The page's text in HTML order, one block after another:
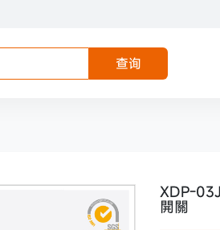
查询
XDP-
開關